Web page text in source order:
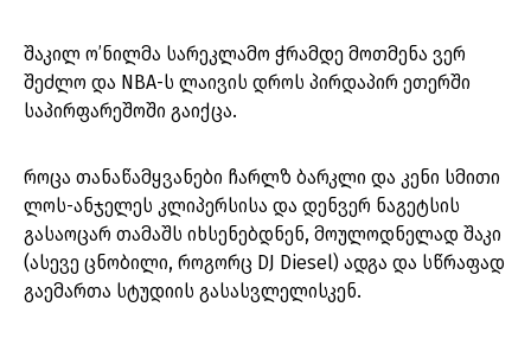
შაკილ ო’ნილმა სარეკლამო ჭრამდე მოთმენა ვერ
შეძლო და NBA-ს ლაივის დროს პირდაპირ ეთერში
საპირფარეშოში გაიქცა.
როცა თანაწამყვანები ჩარლზ ბარკლი და კენი სმითი
ლოს-ანჯელეს კლიპერსისა და დენვერ ნაგეტსის
გასაოცარ თამაშს იხსენებდნენ, მოულოდნელად შაკი
(ასევე ცნობილი, როგორც DJ Diesel) ადგა და სწრაფად
გაემართა სტუდიის გასასვლელისკენ.